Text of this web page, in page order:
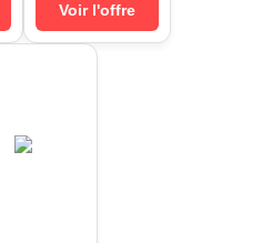
Voir l'offre